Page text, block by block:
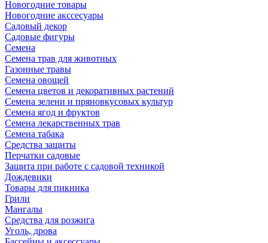
Новогодние товары
Новогодние акссесуары
Садовый декор
Садовые фигуры
Семена
Семена трав для животных
Газонные травы
Семена овощей
Семена цветов и декоративных растений
Семена зелени и пряновкусовых культур
Семена ягод и фруктов
Семена лекарственных трав
Семена табака
Средства защиты
Перчатки садовые
Защита при работе с садовой техникой
Дождевики
Товары для пикника
Грили
Мангалы
Средства для розжига
Уголь, дрова